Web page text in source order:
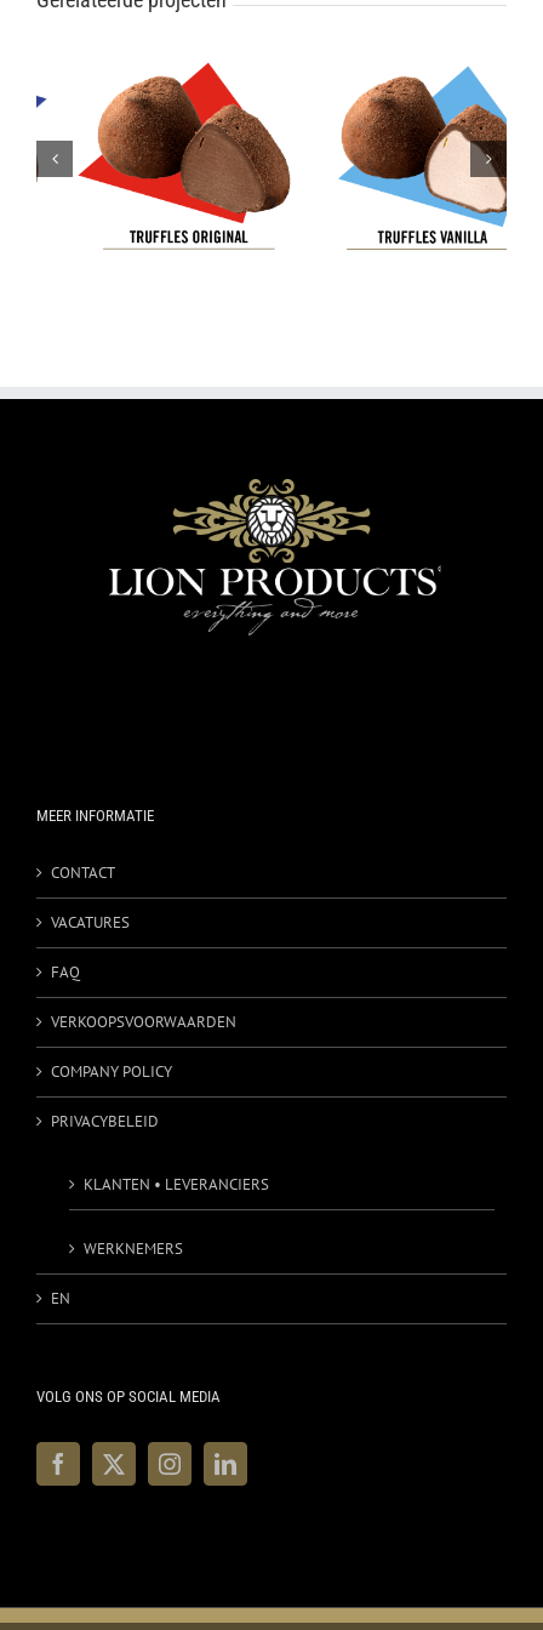
Truffels – Nerro Truffels – Original
MEER INFORMATIE
CONTACT
VACATURES
FAQ
VERKOOPSVOORWAARDEN
COMPANY POLICY
PRIVACYBELEID
KLANTEN • LEVERANCIERS
WERKNEMERS
EN
VOLG ONS OP SOCIAL MEDIA